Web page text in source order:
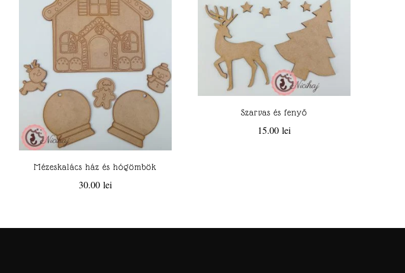
Mézeskalács ház és hógömbök
30.00 lei
Szarvas és fenyő
15.00lei